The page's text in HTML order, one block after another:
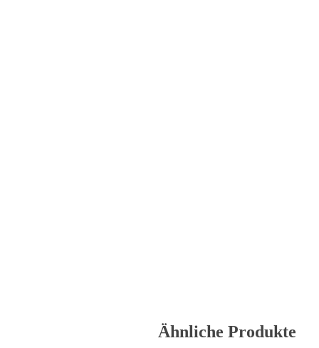
Ähnliche Produkte